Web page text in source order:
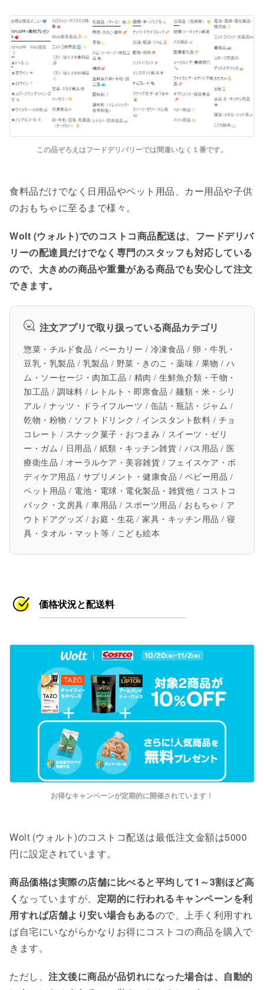
この品ぞろえはフードデリバリーでは間違いなく１番です。
食料品だけでなく日用品やペット用品、カー用品や子供
のおもちゃに至るまで様々。
Wolt (ウォルト)でのコストコ商品配送は、フードデリバ
リーの配達員だけでなく専門のスタッフも対応している
ので、大きめの商品や重量がある商品でも安心して注文
できます。
注文アプリで取り扱っている商品カテゴリ
惣菜・チルド食品 / ベーカリー / 冷凍食品 / 卵・牛乳・
豆乳・乳製品 / 乳製品 / 野菜・きのこ・薬味 / 果物 / ハ
ム・ソーセージ・肉加工品 / 精肉 / 生鮮魚介類・干物・
加工品 / 調味料 / レトルト・即席食品 / 麺類・米・シリ
アル / ナッツ・ドライフルーツ / 缶詰・瓶詰・ジャム /
乾物・粉物 / ソフトドリンク / インスタント飲料 / チョ
コレート / スナック菓子・おつまみ / スイーツ・ゼリ
ー・ガム / 日用品 / 紙類・キッチン雑貨 / バス用品 / 医
療衛生品 / オーラルケア・美容雑貨 / フェイスケア・ボ
ディケア用品 / サプリメント・健康食品 / ベビー用品 /
ペット用品 / 電池・電球・電化製品・雑貨他 / コストコ
バック・文房具 / 車用品 / スポーツ用品 / おもちゃ / ア
ウトドアグッズ / お庭・生花 / 家具・キッチン用品 / 寝
具・タオル・マット等 / こども絵本
価格状況と配送料
お得なキャンペーンが定期的に開催されています！
Wolt (ウォルト)のコストコ配送は最⁠低⁠注⁠文⁠金額は5000
円に設定されています。
商品価格は実際の店舗に比べると平均して1～3割ほど高
く なっていますが、 定期的に行われるキャンペーンを利
用すれば店舗より安い場合もあるので、上手く利用すれ
ば自宅にいながらかなりお得にコストコの商品を購入で
きます。
ただし、 注文後に商品が品切れになった場合は、自動的